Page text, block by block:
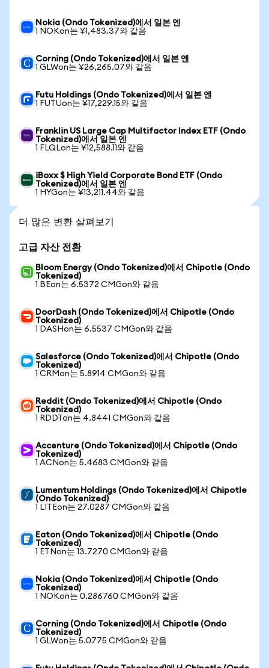
Nokia (Ondo Tokenized)에서 일본 엔
1 NOKon는 ¥1,483.37와 같음
Corning (Ondo Tokenized)에서 일본 엔
1 GLWon는 ¥26,265.07와 같음
Futu Holdings (Ondo Tokenized)에서 일본 엔
1 FUTUon는 ¥17,229.15와 같음
Franklin US Large Cap Multifactor Index ETF (Ondo
Tokenized)에서 일본 엔
1 FLQLon는 ¥12,588.11와 같음
iBoxx $ High Yield Corporate Bond ETF (Ondo
Tokenized)에서 일본 엔
1 HYGon는 ¥13,211.44와 같음
더 많은 변환 살펴보기
고급 자산 전환
Bloom Energy (Ondo Tokenized)에서 Chipotle (Ondo
Tokenized)
1 BEon는 6.5372 CMGon와 같음
DoorDash (Ondo Tokenized)에서 Chipotle (Ondo
Tokenized)
1 DASHon는 6.5537 CMGon와 같음
Salesforce (Ondo Tokenized)에서 Chipotle (Ondo
Tokenized)
1 CRMon는 5.8914 CMGon와 같음
Reddit (Ondo Tokenized)에서 Chipotle (Ondo
Tokenized)
1 RDDTon는 4.8441 CMGon와 같음
Accenture (Ondo Tokenized)에서 Chipotle (Ondo
Tokenized)
1 ACNon는 5.4683 CMGon와 같음
Lumentum Holdings (Ondo Tokenized)에서 Chipotle
(Ondo Tokenized)
1 LITEon는 27.0287 CMGon와 같음
Eaton (Ondo Tokenized)에서 Chipotle (Ondo
Tokenized)
1 ETNon는 13.7270 CMGon와 같음
Nokia (Ondo Tokenized)에서 Chipotle (Ondo
Tokenized)
1 NOKon는 0.286760 CMGon와 같음
Corning (Ondo Tokenized)에서 Chipotle (Ondo
Tokenized)
1 GLWon는 5.0775 CMGon와 같음